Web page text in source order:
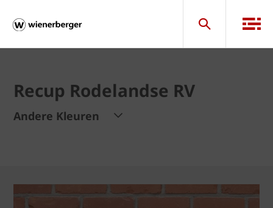
Recup Rodelandse RV
Andere Kleuren